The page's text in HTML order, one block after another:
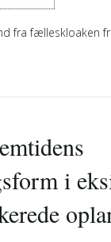
fra fælleskloaken
i